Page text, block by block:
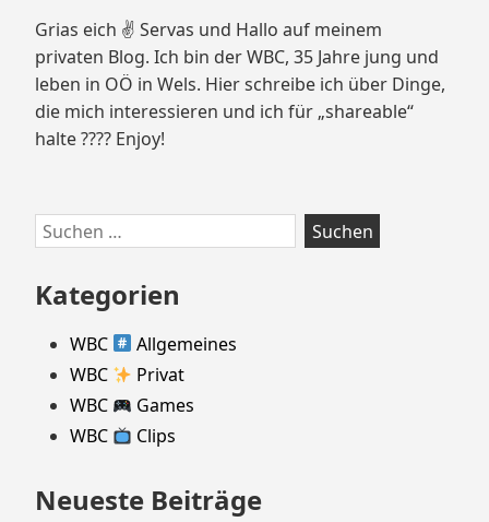
springen
Grias eich ✌️ Servas und Hallo auf meinem
privaten Blog. Ich bin der WBC, 35 Jahre jung und
leben in OÖ in Wels. Hier schreibe ich über Dinge,
die mich interessieren und ich für „shareable“
halte ???? Enjoy!
Suchen
nach:
Kategorien
WBC
Allgemeines
WBC
Privat
WBC
Games
WBC
Clips
Neueste Beiträge